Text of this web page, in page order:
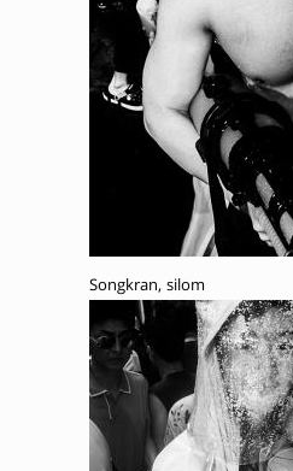
Songkran, silom